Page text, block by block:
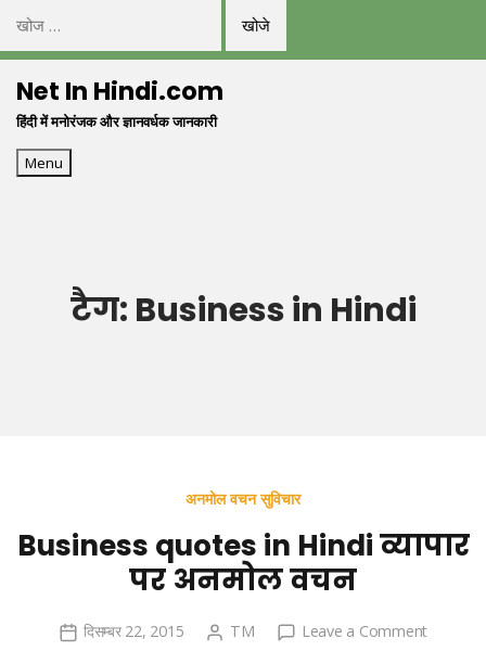
निम्न
को
खोजें:Net In Hindi.com
हिंदी में मनोरंजक और ज्ञानवर्धक जानकारी
Menu
टैग: Business in Hindi
अनमोल वचन सुविचार
Business quotes in Hindi व्यापार
पर अनमोल वचन
दिसम्बर 22, 2015 TM Leave a Commenton